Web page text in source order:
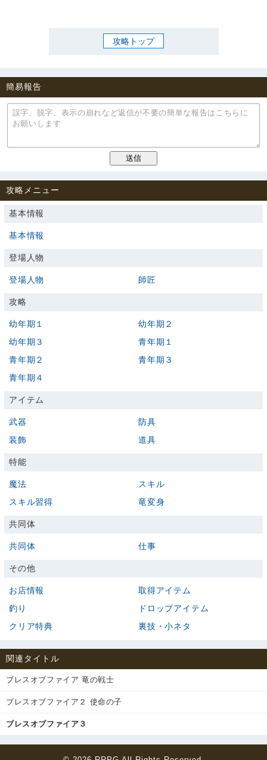
攻略トップ
簡易報告
攻略メニュー
基本情報
基本情報
登場人物
登場人物 師匠
攻略
幼年期１
幼年期２
幼年期３
青年期１
青年期２
青年期３
青年期４
アイテム
武器
防具
装飾
道具
特能
魔法
スキル
スキル習得
竜変身
共同体
共同体 仕事
その他
お店情報
取得アイテム
釣り
ドロップアイテム
クリア特典
裏技・小ネタ
関連タイトル
ブレスオブファイア 竜の戦士
ブレスオブファイア２ 使命の子
ブレスオブファイア３